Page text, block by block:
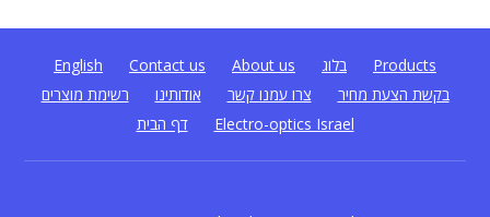
English Contact us About us בלוג
Products
רשימת מוצרים
אודותינו צרו עמנו קשר
בקשת הצעת מחיר
דף הבית
Electro-optics Israel